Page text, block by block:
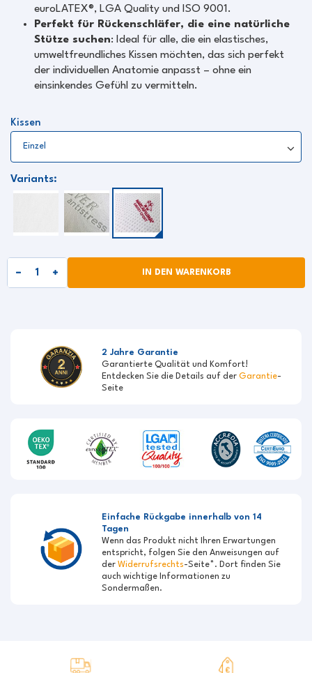
euroLATEX®, LGA Quality und ISO 9001.
Perfekt für Rückenschläfer, die eine natürliche
Stütze suchen: Ideal für alle, die ein elastisches,
umweltfreundliches Kissen möchten, das sich perfekt
der individuellen Anatomie anpasst – ohne ein
einsinkendes Gefühl zu vermitteln.
Kissen
Variants:
IN DEN WARENKORB
2 Jahre Garantie
Garantierte Qualität und Komfort!
Entdecken Sie die Details auf derGarantie-
Seite
Einfache Rückgabe innerhalb von 14
Tagen
Wenn das Produkt nicht Ihren Erwartungen
entspricht, folgen Sie den Anweisungen auf
derWiderrufsrechts-Seite*. Dort finden Sie
auch wichtige Informationen zu
Sondermaßen.